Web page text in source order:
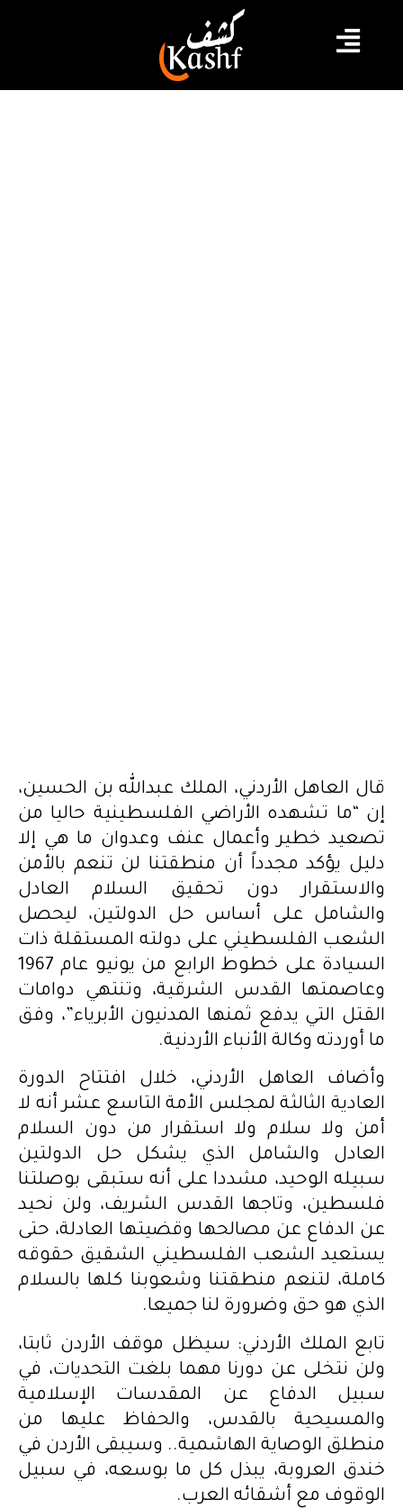
قال العاهل الأردني، الملك عبدالله بن الحسين،
إن “ما تشهده الأراضي الفلسطينية حاليا من
تصعيد خطير وأعمال عنف وعدوان ما هي إلا
دليل يؤكد مجدداً أن منطقتنا لن تنعم بالأمن
والاستقرار دون تحقيق السلام العادل
والشامل على أساس حل الدولتين، ليحصل
الشعب الفلسطيني على دولته المستقلة ذات
السيادة على خطوط الرابع من يونيو عام 1967
وعاصمتها القدس الشرقية، وتنتهي دوامات
القتل التي يدفع ثمنها المدنيون الأبرياء”، وفق
ما أوردته وكالة الأنباء الأردنية.
وأضاف العاهل الأردني، خلال افتتاح الدورة
العادية الثالثة لمجلس الأمة التاسع عشر أنه لا
أمن ولا سلام ولا استقرار من دون السلام
العادل والشامل الذي يشكل حل الدولتين
سبيله الوحيد، مشددا على أنه ستبقى بوصلتنا
فلسطين، وتاجها القدس الشريف، ولن نحيد
عن الدفاع عن مصالحها وقضيتها العادلة، حتى
يستعيد الشعب الفلسطيني الشقيق حقوقه
كاملة، لتنعم منطقتنا وشعوبنا كلها بالسلام
الذي هو حق وضرورة لنا جميعا.
تابع الملك الأردني: سيظل موقف الأردن ثابتا،
ولن نتخلى عن دورنا مهما بلغت التحديات، في
سبيل الدفاع عن المقدسات الإسلامية
والمسيحية بالقدس، والحفاظ عليها من
منطلق الوصاية الهاشمية.. وسيبقى الأردن في
خندق العروبة، يبذل كل ما بوسعه، في سبيل
الوقوف مع أشقائه العرب.